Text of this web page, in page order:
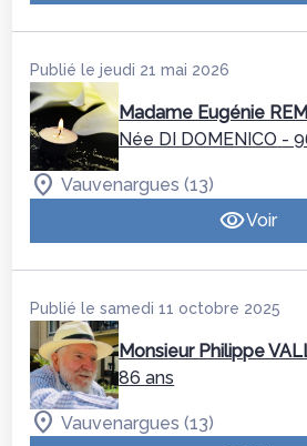
Publié le jeudi 21 mai 2026
Madame Eugénie
Née DI DOMENICO -
Vauvenargues (13)
Voir
Publié le samedi 11 octobre 2025
Monsieur Philippe
86 ans
Vauvenargues (13)